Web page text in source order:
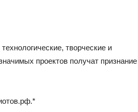
творческие и
проектов получат признание